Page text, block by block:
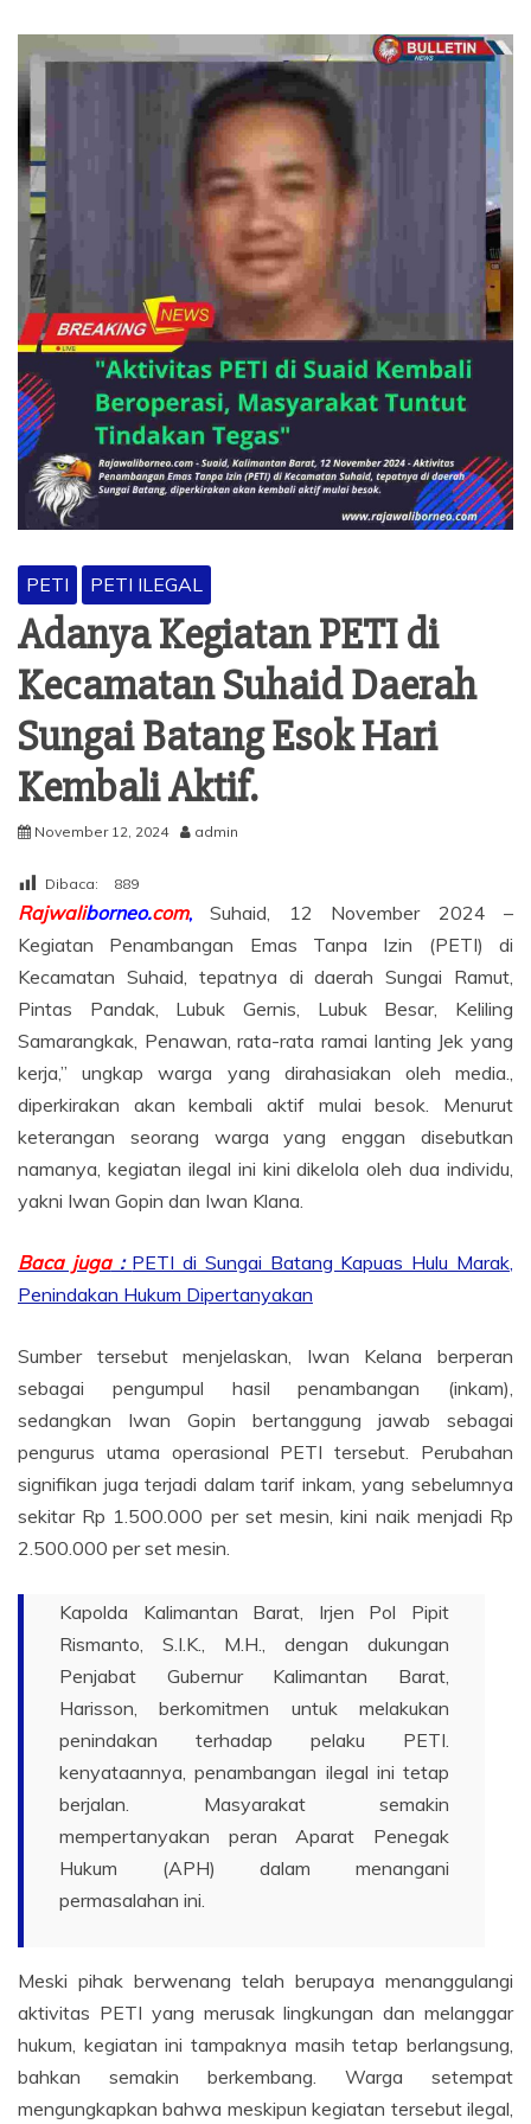
BERITA
PETI PETI ILEGAL
Adanya Kegiatan PETI di
Kecamatan Suhaid Daerah
Sungai Batang Esok Hari
Kembali Aktif.
November 12, 2024 admin
Dibaca: 889
Rajwaliborneo.com,
Suhaid, 12 November 2024 –
Kegiatan Penambangan Emas Tanpa Izin (PETI) di
Kecamatan Suhaid, tepatnya di daerah Sungai Ramut,
Pintas Pandak, Lubuk Gernis, Lubuk Besar, Keliling
Samarangkak, Penawan, rata-rata ramai lanting Jek yang
kerja,” ungkap warga yang dirahasiakan oleh media.,
diperkirakan akan kembali aktif mulai besok. Menurut
keterangan seorang warga yang enggan disebutkan
namanya, kegiatan ilegal ini kini dikelola oleh dua individu,
yakni Iwan Gopin dan Iwan Klana.
Baca juga: PETI di Sungai Batang Kapuas Hulu Marak,
Penindakan Hukum Dipertanyakan
Sumber tersebut menjelaskan, Iwan Kelana berperan
sebagai pengumpul hasil penambangan (inkam),
sedangkan Iwan Gopin bertanggung jawab sebagai
pengurus utama operasional PETI tersebut. Perubahan
signifikan juga terjadi dalam tarif inkam, yang sebelumnya
sekitar Rp 1.500.000 per set mesin, kini naik menjadi Rp
2.500.000 per set mesin.
Kapolda Kalimantan Barat, Irjen Pol Pipit
Rismanto, S.I.K., M.H., dengan dukungan
Penjabat Gubernur Kalimantan Barat,
Harisson, berkomitmen untuk melakukan
penindakan terhadap pelaku PETI.
kenyataannya, penambangan ilegal ini tetap
berjalan. Masyarakat semakin
mempertanyakan peran Aparat Penegak
Hukum (APH) dalam menangani
permasalahan ini.
Meski pihak berwenang telah berupaya menanggulangi
aktivitas PETI yang merusak lingkungan dan melanggar
hukum, kegiatan ini tampaknya masih tetap berlangsung,
bahkan semakin berkembang. Warga setempat
mengungkapkan bahwa meskipun kegiatan tersebut ilegal,